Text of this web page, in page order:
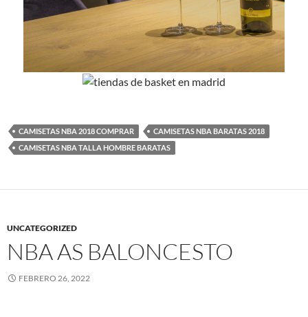
CAMISETAS NBA 2018 COMPRAR
CAMISETAS NBA BARATAS 2018
CAMISETAS NBA TALLA HOMBRE BARATAS
UNCATEGORIZED
NBA AS BALONCESTO
FEBRERO 26, 2022